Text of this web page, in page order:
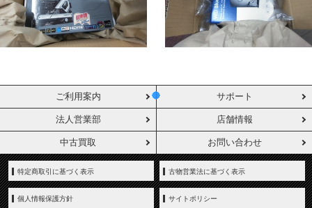
ご利用案内 サポート
法人営業部 店舗情報
中古買取 お問い合わせ
特定商取引に基づく表示 古物営業法に基づく表示
個人情報保護方針 サイトポリシー